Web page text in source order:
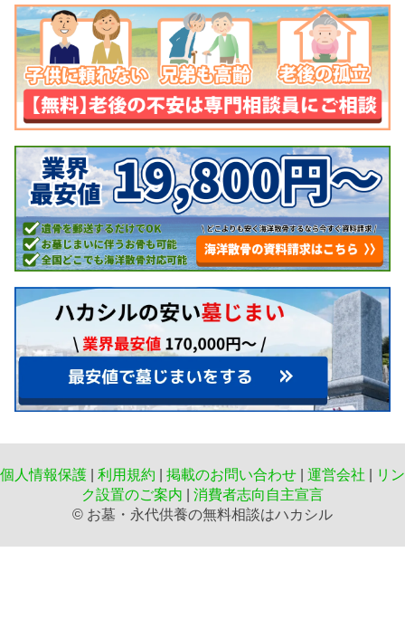
個人情報保護 利用規約 掲載のお問い合わせ 運営会社
リン
ク設置のご案内
消費者志向自主宣言
©️ お墓・永代供養の無料相談はハカシル